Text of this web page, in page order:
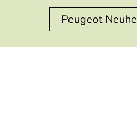
Peugeot